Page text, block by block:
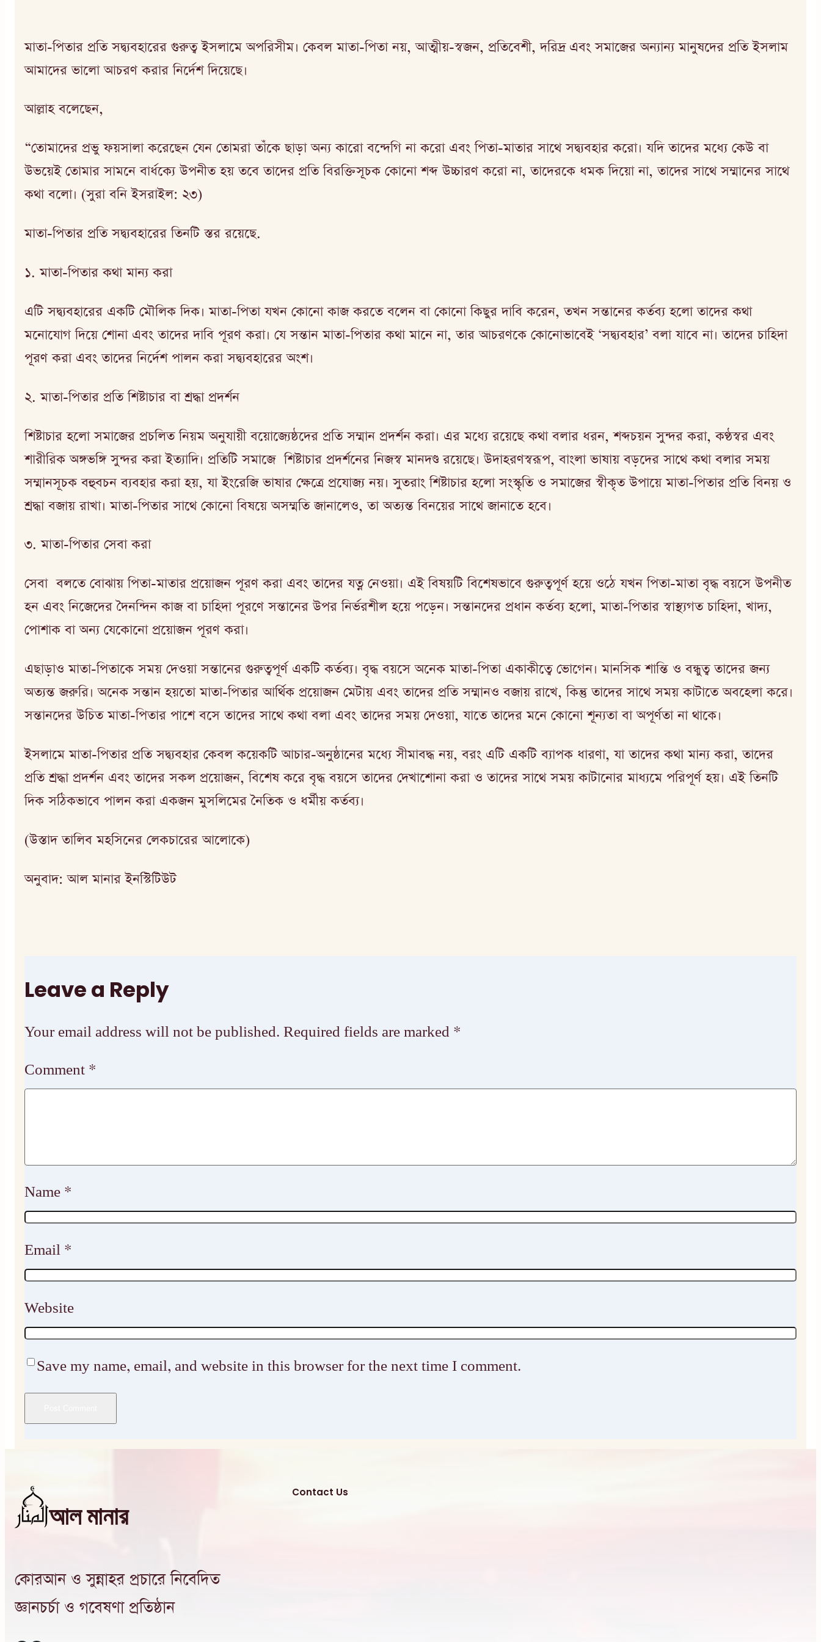
মাতা-পিতার প্রতি সদ্ব্যবহারের গুরুত্ব ইসলামে অপরিসীম। কেবল মাতা-পিতা নয়, আত্মীয়-স্বজন, প্রতিবেশী, দরিদ্র এবং সমাজের অন্যান্য মানুষদের প্রতি ইসলাম
আমাদের ভালো আচরণ করার নির্দেশ দিয়েছে।
আল্লাহ বলেছেন,
“তোমাদের প্রভু ফয়সালা করেছেন যেন তোমরা তাঁকে ছাড়া অন্য কারো বন্দেগি না করো এবং পিতা-মাতার সাথে সদ্ব্যবহার করো। যদি তাদের মধ্যে কেউ বা
উভয়েই তোমার সামনে বার্ধক্যে উপনীত হয় তবে তাদের প্রতি বিরক্তিসূচক কোনো শব্দ উচ্চারণ করো না, তাদেরকে ধমক দিয়ো না, তাদের সাথে সম্মানের সাথে
কথা বলো। (সুরা বনি ইসরাইল: ২৩)
মাতা-পিতার প্রতি সদ্ব্যবহারের তিনটি স্তর রয়েছে.
১. মাতা-পিতার কথা মান্য করা
এটি সদ্ব্যবহারের একটি মৌলিক দিক। মাতা-পিতা যখন কোনো কাজ করতে বলেন বা কোনো কিছুর দাবি করেন, তখন সন্তানের কর্তব্য হলো তাদের কথা
মনোযোগ দিয়ে শোনা এবং তাদের দাবি পূরণ করা। যে সন্তান মাতা-পিতার কথা মানে না, তার আচরণকে কোনোভাবেই ‘সদ্ব্যবহার’ বলা যাবে না। তাদের চাহিদা
পূরণ করা এবং তাদের নির্দেশ পালন করা সদ্ব্যবহারের অংশ।
২. মাতা-পিতার প্রতি শিষ্টাচার বা শ্রদ্ধা প্রদর্শন
শিষ্টাচার হলো সমাজের প্রচলিত নিয়ম অনুযায়ী বয়োজ্যেষ্ঠদের প্রতি সম্মান প্রদর্শন করা। এর মধ্যে রয়েছে কথা বলার ধরন, শব্দচয়ন সুন্দর করা, কণ্ঠস্বর এবং
শারীরিক অঙ্গভঙ্গি সুন্দর করা ইত্যাদি। প্রতিটি সমাজে শিষ্টাচার প্রদর্শনের নিজস্ব মানদণ্ড রয়েছে। উদাহরণস্বরূপ, বাংলা ভাষায় বড়দের সাথে কথা বলার সময়
সম্মানসূচক বহুবচন ব্যবহার করা হয়, যা ইংরেজি ভাষার ক্ষেত্রে প্রযোজ্য নয়। সুতরাং শিষ্টাচার হলো সংস্কৃতি ও সমাজের স্বীকৃত উপায়ে মাতা-পিতার প্রতি বিনয় ও
শ্রদ্ধা বজায় রাখা। মাতা-পিতার সাথে কোনো বিষয়ে অসম্মতি জানালেও, তা অত্যন্ত বিনয়ের সাথে জানাতে হবে।
৩. মাতা-পিতার সেবা করা
সেবা বলতে বোঝায় পিতা-মাতার প্রয়োজন পূরণ করা এবং তাদের যত্ন নেওয়া। এই বিষয়টি বিশেষভাবে গুরুত্বপূর্ণ হয়ে ওঠে যখন পিতা-মাতা বৃদ্ধ বয়সে উপনীত
হন এবং নিজেদের দৈনন্দিন কাজ বা চাহিদা পূরণে সন্তানের উপর নির্ভরশীল হয়ে পড়েন। সন্তানদের প্রধান কর্তব্য হলো, মাতা-পিতার স্বাস্থ্যগত চাহিদা, খাদ্য,
পোশাক বা অন্য যেকোনো প্রয়োজন পূরণ করা।
এছাড়াও মাতা-পিতাকে সময় দেওয়া সন্তানের গুরুত্বপূর্ণ একটি কর্তব্য। বৃদ্ধ বয়সে অনেক মাতা-পিতা একাকীত্বে ভোগেন। মানসিক শান্তি ও বন্ধুত্ব তাদের জন্য
অত্যন্ত জরুরি। অনেক সন্তান হয়তো মাতা-পিতার আর্থিক প্রয়োজন মেটায় এবং তাদের প্রতি সম্মানও বজায় রাখে, কিন্তু তাদের সাথে সময় কাটাতে অবহেলা করে।
সন্তানদের উচিত মাতা-পিতার পাশে বসে তাদের সাথে কথা বলা এবং তাদের সময় দেওয়া, যাতে তাদের মনে কোনো শূন্যতা বা অপূর্ণতা না থাকে।
ইসলামে মাতা-পিতার প্রতি সদ্ব্যবহার কেবল কয়েকটি আচার-অনুষ্ঠানের মধ্যে সীমাবদ্ধ নয়, বরং এটি একটি ব্যাপক ধারণা, যা তাদের কথা মান্য করা, তাদের
প্রতি শ্রদ্ধা প্রদর্শন এবং তাদের সকল প্রয়োজন, বিশেষ করে বৃদ্ধ বয়সে তাদের দেখাশোনা করা ও তাদের সাথে সময় কাটানোর মাধ্যমে পরিপূর্ণ হয়। এই তিনটি
দিক সঠিকভাবে পালন করা একজন মুসলিমের নৈতিক ও ধর্মীয় কর্তব্য।
(উস্তাদ তালিব মহসিনের লেকচারের আলোকে)
অনুবাদ: আল মানার ইনস্টিটিউট
Leave a Reply
Your email address will not be published. Required fields are marked *
Comment *
Name *
Email *
Website
Save my name, email, and website in this browser for the next time I comment.
আল মানার
কোরআন ও সুন্নাহর প্রচারে নিবেদিত
জ্ঞানচর্চা ও গবেষণা প্রতিষ্ঠান
Contact Us